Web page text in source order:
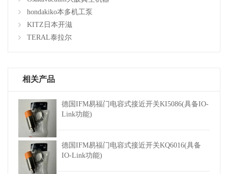
hondakiko本多机工泵
KITZ日本开滋
TERAL泰拉尔
相关产品
德国IFM易福门电容式接近开关KI5086(具备IO-
Link功能)
德国IFM易福门电容式接近开关KQ6016(具备
IO-Link功能)